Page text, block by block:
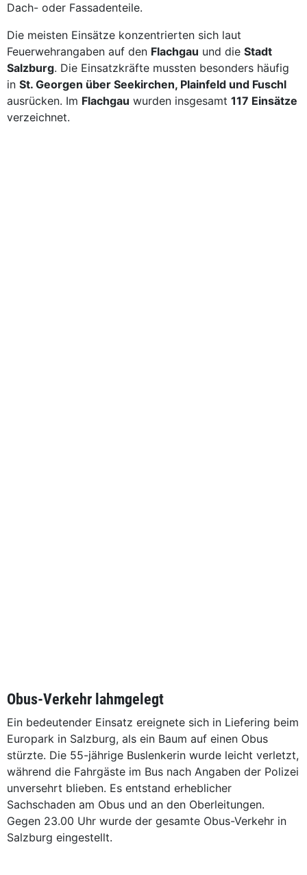
Dach- oder Fassadenteile.
Die meisten Einsätze konzentrierten sich laut
Feuerwehrangaben auf den Flachgau und die Stadt
Salzburg. Die Einsatzkräfte mussten besonders häufig
in St. Georgen über Seekirchen, Plainfeld und Fuschl
ausrücken. Im Flachgau wurden insgesamt 117 Einsätze
verzeichnet.
Obus-Verkehr lahmgelegt
Ein bedeutender Einsatz ereignete sich in Liefering beim
Europark in Salzburg, als ein Baum auf einen Obus
stürzte. Die 55-jährige Buslenkerin wurde leicht verletzt,
während die Fahrgäste im Bus nach Angaben der Polizei
unversehrt blieben. Es entstand erheblicher
Sachschaden am Obus und an den Oberleitungen.
Gegen 23.00 Uhr wurde der gesamte Obus-Verkehr in
Salzburg eingestellt.